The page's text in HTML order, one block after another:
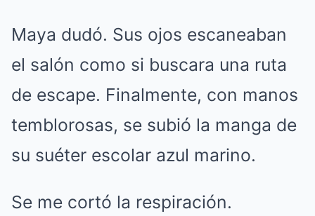
Maya dudó. Sus ojos escaneaban
el salón como si buscara una ruta
de escape. Finalmente, con manos
temblorosas, se subió la manga de
su suéter escolar azul marino.
Se me cortó la respiración.